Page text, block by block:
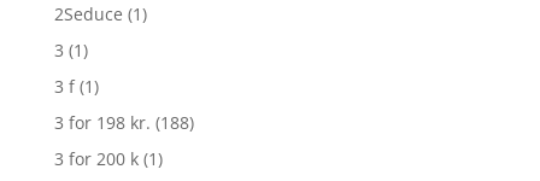
2Seduce (1)
3 (1)
3 f (1)
3 for 198 kr. (188)
3 for 200 k (1)